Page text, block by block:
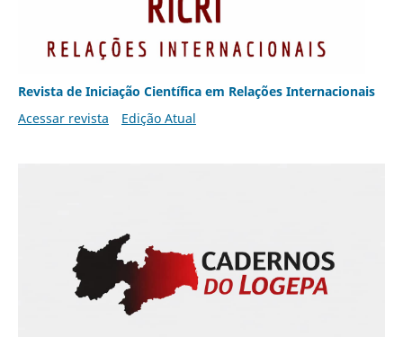
Revista de Iniciação Científica em Relações Internacionais
Acessar revista
Edição Atual